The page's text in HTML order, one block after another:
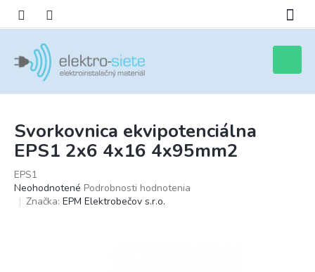
obsah
košík
Svorkovnica ekvipotenciálna
EPS1 2x6 4x16 4x95mm2
EPS1
Priemerné
hodnotenie
Neohodnotené Podrobnosti hodnotenia
Značka: EPM Elektrobečov s.r.o.